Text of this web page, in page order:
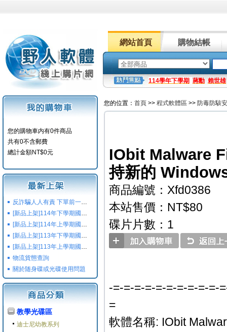
網站首頁 購物結帳
114學年下學期 蔣勳 賴世雄
您的購物車内有0件商品
共有0不含郵費
總計金額NT$0元
反詐騙人人有責 下單前一定要注意
[新品上架]114年下學期國小國中高中命題光碟,校用卷,習作
[新品上架]114年上學期國小國中高中命題光碟,校用卷,習作
[新品上架]113年下學期國小國中高中命題光碟,校用卷,習作
[新品上架]113年上學期國小國中高中命題光碟,校用卷,習作
物流貨態查詢
關於随身碟或光碟使用問題
教學光碟區
迪士尼幼教系列
您的位置： 首頁 >> 程式軟體區 >> 防毒防駭
IObit Malware
持新的
商品編號：Xfd0386
本站售價：NT$80
碟片片數：1
-=-=-=-=-=-=-=-=-=-=-
=
軟體名稱: IObit